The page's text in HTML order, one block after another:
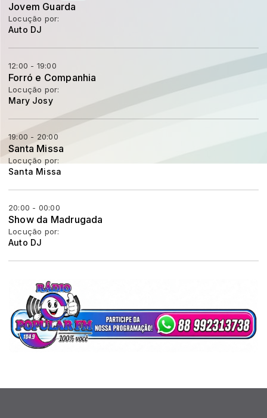
Jovem Guarda
Locução por:
Auto DJ
12:00 - 19:00
Forró e Companhia
Locução por:
Mary Josy
19:00 - 20:00
Santa Missa
Locução por:
Santa Missa
20:00 - 00:00
Show da Madrugada
Locução por:
Auto DJ